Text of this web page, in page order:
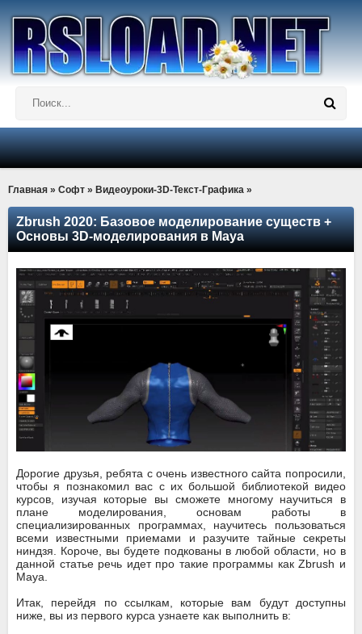
Главная » Софт » Видеоуроки-3D-Текст-Графика »
Zbrush 2020: Базовое моделирование существ +
Основы 3D-моделирования в Maya
Дорогие друзья, ребята с очень известного сайта попросили,
чтобы я познакомил вас с их большой библиотекой видео
курсов, изучая которые вы сможете многому научиться в
плане моделирования, основам работы в
специализированных программах, научитесь пользоваться
всеми известными приемами и разучите тайные секреты
ниндзя. Короче, вы будете подкованы в любой области, но в
данной статье речь идет про такие программы как Zbrush и
Maya.
Итак, перейдя по ссылкам, которые вам будут доступны
ниже, вы из первого курса узнаете как выполнить в: